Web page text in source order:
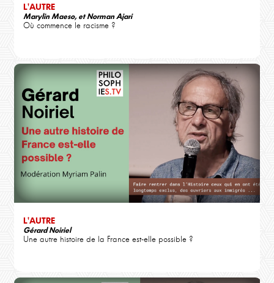
L'AUTRE
Marylin Maeso, et Norman Ajari
Où commence le racisme ?
L'AUTRE
Gérard Noiriel
Une autre histoire de la France est-elle possible ?